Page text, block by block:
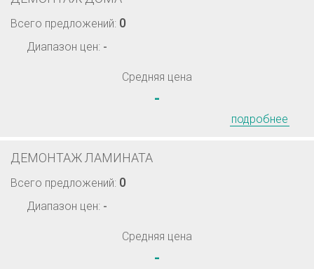
Всего предложений: 0
Диапазон цен: -
Средняя цена
-
подробнее
ДЕМОНТАЖ ЛАМИНАТА
Всего предложений: 0
Диапазон цен: -
Средняя цена
-